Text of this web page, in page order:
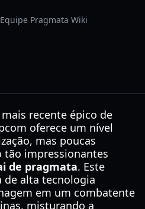
Equipe Pragmata Wiki
recente épico de
oferece um nível
mas poucas
tão impressionantes
de pragmata. Este
de alta tecnologia
em um combatente
misturando a